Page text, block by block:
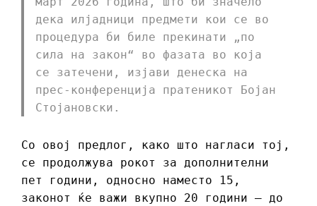
дека илјадници предмети кои се во
процедура би биле прекинати „по
сила на закон“ во фазата во која
се затечени, изјави денеска на
прес-конференција пратеникот Бојан
Стојановски.
Со овој предлог, како што нагласи тој,
се продолжува рокот за дополнителни
пет години, односно наместо 15,
законот ќе важи вкупно 20 години – до